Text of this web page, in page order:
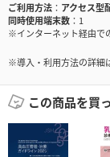
ご利用方法
アクセス型
同時使用端末数
1
※インターネット経由で
※導入・利用方法の詳細
この商品を買